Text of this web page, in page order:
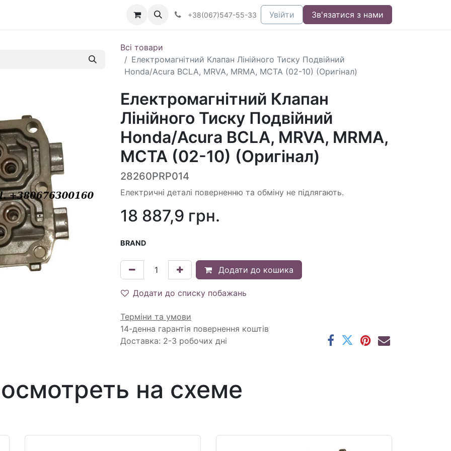
+38(067)547-55-33 Увійти Зв'язатися з нами
Всі товари
Електромагнітний Клапан Лінійного Тиску Подвійний
Honda/Acura BCLA, MRVA, MRMA, MCTA (02-10) (Оригінал)
Електромагнітний Клапан
Лінійного Тиску Подвійний
Honda/Acura BCLA, MRVA, MRMA,
MCTA (02-10) (Оригінал)
28260PRP014
Електричні деталі поверненню та обміну не підлягають.
18 887,9 грн.
BRAND
Додати до кошика
Додати до списку побажань
Терміни та умови
14-денна гарантія повернення коштів
Доставка: 2-3 робочих дні
на схеме